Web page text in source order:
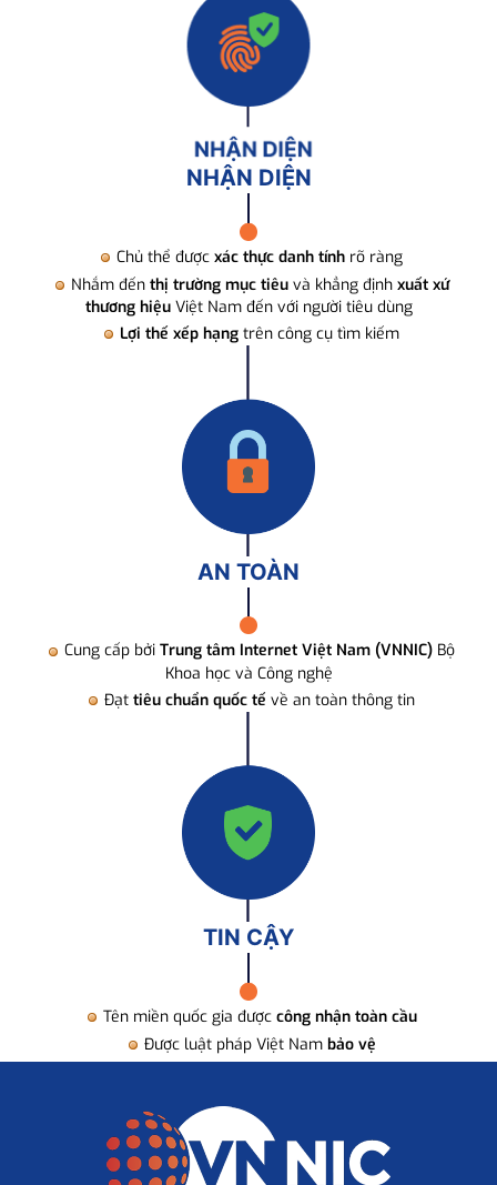
NHẬN DIỆN
Chủ thể được xác thực danh tính rõ ràng
Nhắm đến thị trường mục tiêuvà khẳng định xuất xứ
thương hiệuViệt Nam đến với người tiêu dùng
Lợi thế xếp hạng trên công cụ tìm kiếm
AN TOÀN
Cung cấp bởi Trung tâm Internet Việt Nam (VNNIC) Bộ
Khoa học và Công nghệ
Đạt tiêu chuẩn quốc tế về an toàn thông tin
TIN CẬY
Tên miền quốc gia được công nhận toàn cầu
Được luật pháp Việt Nam bảo vệ